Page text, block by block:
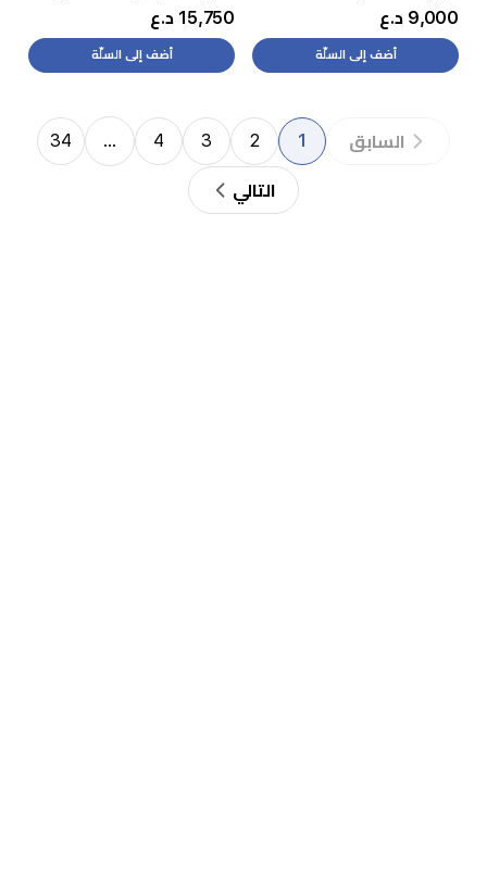
9,000 د.ع
أضف إلى السلّة
15,750 د.ع
أضف إلى السلّة
السابق 1
2
3
4
…
34
التالي